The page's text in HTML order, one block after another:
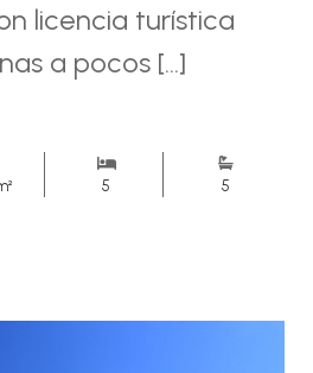
licencia turística
a pocos [...]
5 5